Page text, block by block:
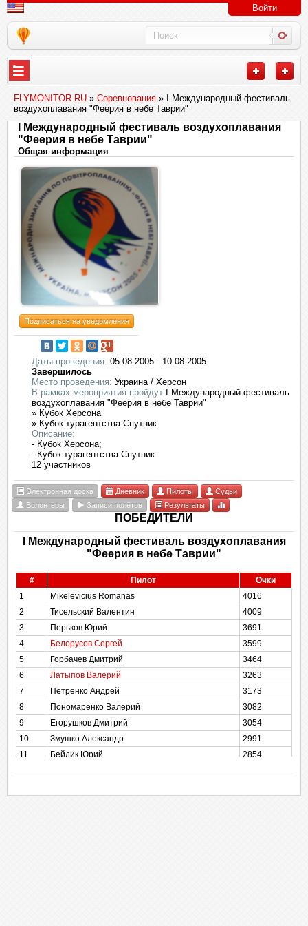
Войти
FLYMONITOR.RU » Соревнования » I Международный фестиваль
воздухоплавания "Феерия в небе Таврии"
I Международный фестиваль воздухоплавания
"Феерия в небе Таврии"
Общая информация
Подписаться на уведомления
Даты проведения: 05.08.2005 - 10.08.2005
Завершилось
Место проведения: Украина / Херсон
В рамках мероприятия пройдут: I Международный фестиваль
воздухоплавания "Феерия в небе Таврии"
» Кубок Херсона
» Кубок турагентства Спутник
Описание:
- Кубок Херсона;
- Кубок турагентства Спутник
12 участников
Электронная доска Дневник Пилоты
Судьи
Волонтёры
Записи полётов Результаты
ПОБЕДИТЕЛИ
I Международный фестиваль воздухоплавания
"Феерия в небе Таврии"
# Пилот
Очки
1
Mikelevicius Romanas
4016
2
Тисельский Валентин
4009
3
Перьков Юрий
3691
4
Белорусов Сергей
3599
5
Горбачев Дмитрий
3464
6
Латыпов Валерий
3263
7
Петренко Андрей
3173
8
Пономаренко Валерий
3082
9
Егорушков Дмитрий
3054
10
Змушко Александр
2991
11
Бейдик Юрий 2854